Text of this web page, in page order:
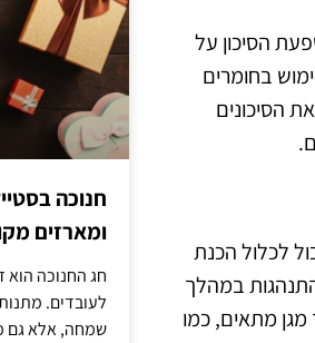
הסיכון על
בחומרים
הסיכונים
לכלול הכנת
במהלך
מגן מתאים, כמו
חנוכה
ומארזים
חג החנוכה
לעובדים.
שמחה, אלא גם